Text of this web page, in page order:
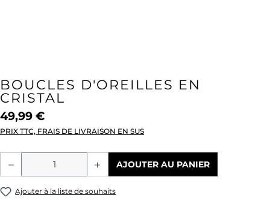
BOUCLES D'OREILLES EN
CRISTAL
49,99 €
PRIX TTC, FRAIS DE LIVRAISON EN SUS
Quantité de produit : Entrez la
AJOUTER AU PANIER
Ajouter à la liste de souhaits